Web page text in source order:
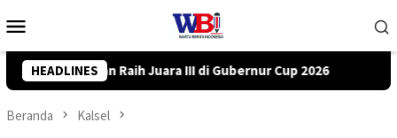
ke
Mobile
HEADLINES
Cup 2026 DPRD Tanah Bumbu Desak PLN Batulicin
Beranda Kalsel